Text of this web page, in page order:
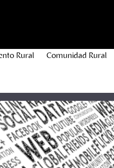
Rural Comunidad Rural